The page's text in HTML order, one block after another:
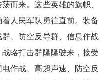
而来。这些英雄的旗帜、
人民军队勇往直前。装备
、防空反导群、信息作战
略打击群隆隆驶来，接受
作战、高超声速、防空反